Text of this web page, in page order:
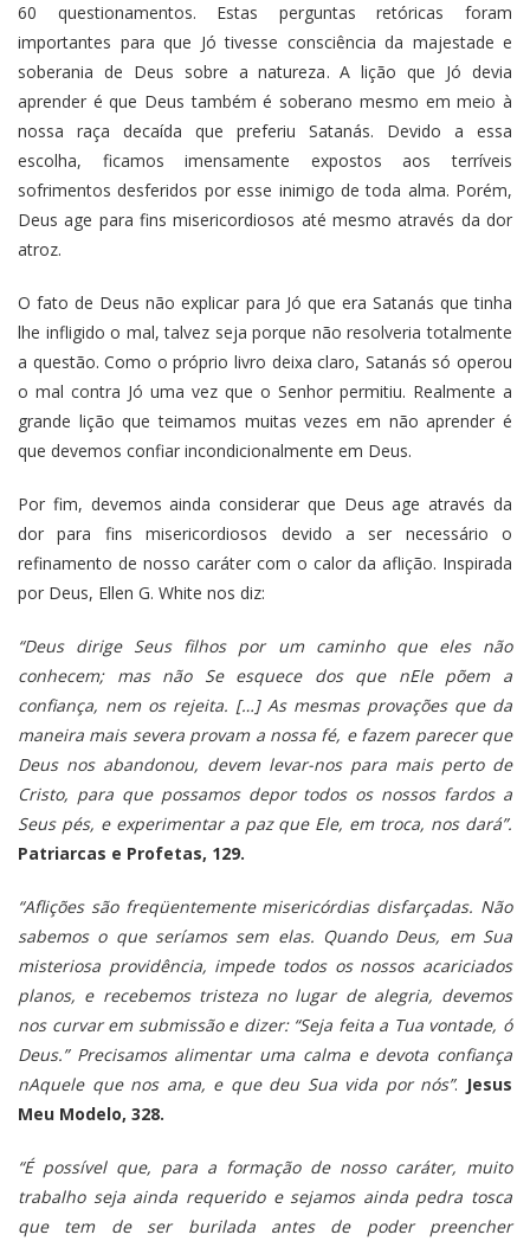
60 questionamentos. Estas perguntas retóricas foram
importantes para que Jó tivesse consciência da majestade e
soberania de Deus sobre a natureza. A lição que Jó devia
aprender é que Deus também é soberano mesmo em meio à
nossa raça decaída que preferiu Satanás. Devido a essa
escolha, ficamos imensamente expostos aos terríveis
sofrimentos desferidos por esse inimigo de toda alma. Porém,
Deus age para fins misericordiosos até mesmo através da dor
atroz.
O fato de Deus não explicar para Jó que era Satanás que tinha
lhe infligido o mal, talvez seja porque não resolveria totalmente
a questão. Como o próprio livro deixa claro, Satanás só operou
o mal contra Jó uma vez que o Senhor permitiu. Realmente a
grande lição que teimamos muitas vezes em não aprender é
que devemos confiar incondicionalmente em Deus.
Por fim, devemos ainda considerar que Deus age através da
dor para fins misericordiosos devido a ser necessário o
refinamento de nosso caráter com o calor da aflição. Inspirada
por Deus, Ellen G. White nos diz:
“Deus dirige Seus filhos por um caminho que eles não
conhecem; mas não Se esquece dos que nEle põem a
confiança, nem os rejeita. […] As mesmas provações que da
maneira mais severa provam a nossa fé, e fazem parecer que
Deus nos abandonou, devem levar-nos para mais perto de
Cristo, para que possamos depor todos os nossos fardos a
Seus pés, e experimentar a paz que Ele, em troca, nos dará”.
Patriarcas e Profetas, 129.
“Aflições são freqüentemente misericórdias disfarçadas. Não
sabemos o que seríamos sem elas. Quando Deus, em Sua
misteriosa providência, impede todos os nossos acariciados
planos, e recebemos tristeza no lugar de alegria, devemos
nos curvar em submissão e dizer: “Seja feita a Tua vontade, ó
Deus.” Precisamos alimentar uma calma e devota confiança
nAquele que nos ama, e que deu Sua vida por nós”. Jesus
Meu Modelo, 328.
“É possível que, para a formação de nosso caráter, muito
trabalho seja ainda requerido e sejamos ainda pedra tosca
que tem de ser burilada antes de poder preencher